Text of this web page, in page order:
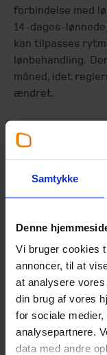
Samtykke
Denne
Vi bruger cookies
annoncer, til at
at analysere
din brug af vores
for sociale
analysepartnere.
data med andre
forbindelse med
14-dages-
kan tilpasses
lønbehandling.
måned, idet
ændret.
Vi hjælper
Kontakt
eIndkomst.